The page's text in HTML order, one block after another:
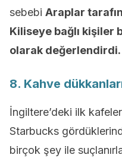
sebebi Araplar
Kiliseye bağlı kişiler
olarak değerlendirdi.
8. Kahve
İngiltere’deki ilk
Starbucks
birçok şey ile